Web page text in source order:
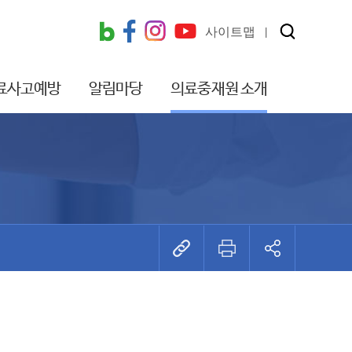
사이트맵
사고예방 알림마당 의료중재원 소개